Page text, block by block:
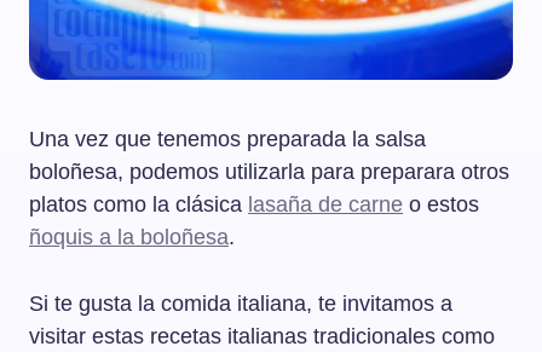
Una vez que tenemos preparada la salsa
boloñesa, podemos utilizarla para preparara otros
platos como la clásica lasaña de carne o estos
ñoquis a la boloñesa.
Si te gusta la comida italiana, te invitamos a
visitar estas recetas italianas tradicionales como